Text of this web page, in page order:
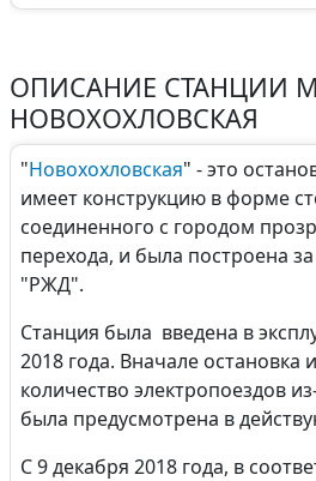
ОПИСАНИЕ СТАНЦИИ
НОВОХОХЛОВСКАЯ
"Новохохловская" - это
имеет конструкцию в форме
соединенного с городом
перехода, и была построена
"РЖД".
Станция была введена в
2018 года. Вначале остановка
количество электропоездов
была предусмотрена в
С 9 декабря 2018 года, в